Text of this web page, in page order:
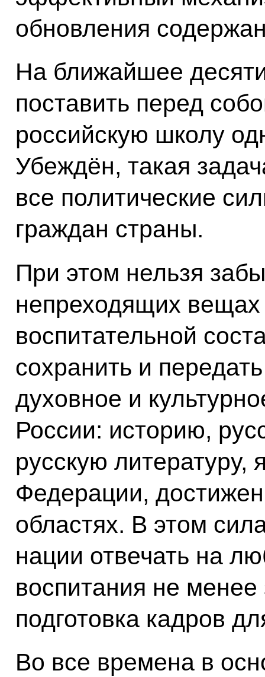
обновления
На ближайшее
поставить перед
российскую школу
Убеждён, такая
все политические
граждан страны.
При этом нельзя
непреходящих вещах
воспитательной
сохранить и
духовное и
России: историю,
русскую литературу,
Федерации,
областях. В этом
нации отвечать на
воспитания не
подготовка кадров
Во все времена в